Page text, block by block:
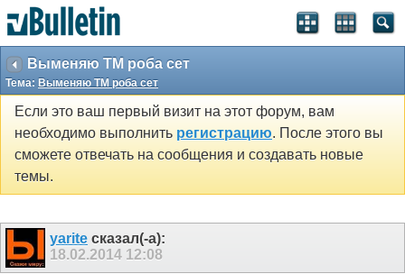
Выменяю ТМ роба сет
Тема: Выменяю ТМ роба сет
Если это ваш первый визит на этот форум, вам
необходимо выполнить регистрацию. После этого вы
сможете отвечать на сообщения и создавать новые
темы.
yarite сказал(-а):
18.02.2014 12:08